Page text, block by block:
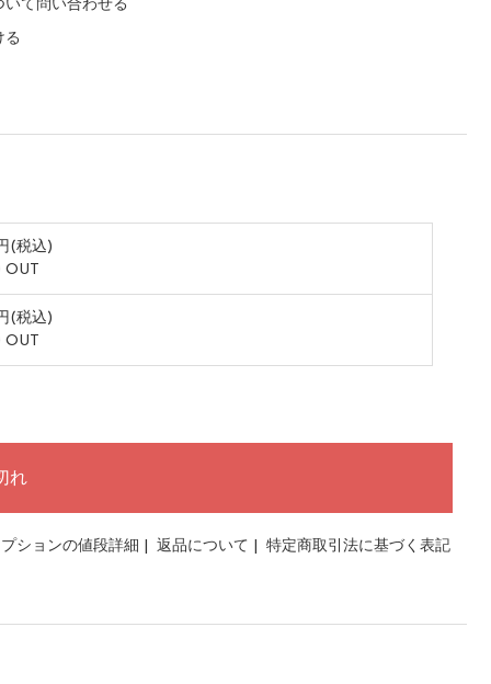
いて問い合わせる
る
(税込)
(税込)
ションの値段詳細 返品について 特定商取引法に基づく表記